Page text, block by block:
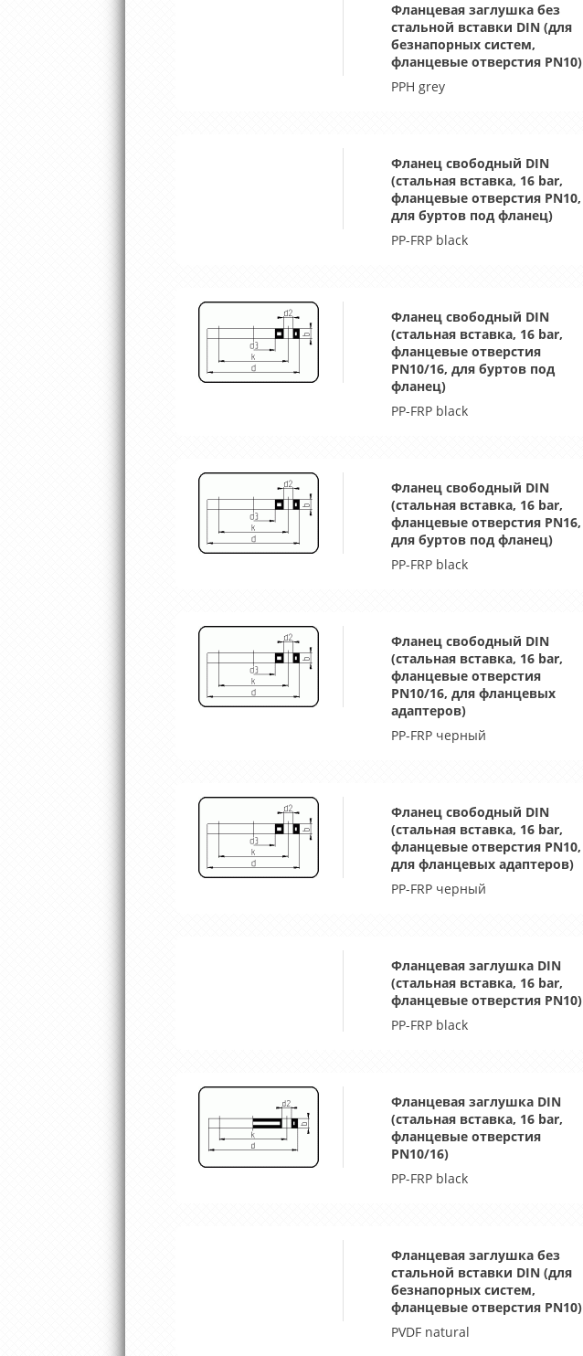
Фланцевая заглушка без
стальной вставки DIN (для
безнапорных систем,
фланцевые отверстия PN10)
PPH grey
Фланец свободный DIN
(стальная вставка, 16 bar,
фланцевые отверстия PN10,
для буртов под фланец)
PP-FRP black
Фланец свободный DIN
(стальная вставка, 16 bar,
фланцевые отверстия
PN10/16, для буртов под
фланец)
PP-FRP black
Фланец свободный DIN
(стальная вставка, 16 bar,
фланцевые отверстия PN16,
для буртов под фланец)
PP-FRP black
Фланец свободный DIN
(стальная вставка, 16 bar,
фланцевые отверстия
PN10/16, для фланцевых
адаптеров)
PP-FRP черный
Фланец свободный DIN
(стальная вставка, 16 bar,
фланцевые отверстия PN10,
для фланцевых адаптеров)
PP-FRP черный
Фланцевая заглушка DIN
(стальная вставка, 16 bar,
фланцевые отверстия PN10)
PP-FRP black
Фланцевая заглушка DIN
(стальная вставка, 16 bar,
фланцевые отверстия
PN10/16)
PP-FRP black
Фланцевая заглушка без
стальной вставки DIN (для
безнапорных систем,
фланцевые отверстия PN10)
PVDF natural